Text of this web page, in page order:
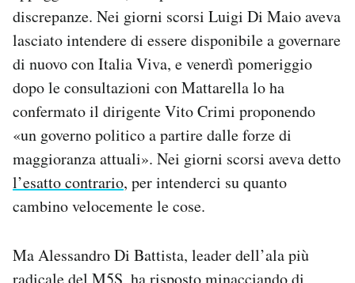
discrepanze. Nei giorni scorsi Luigi Di Maio aveva
lasciato intendere di essere disponibile a governare
di nuovo con Italia Viva, e venerdì pomeriggio
dopo le consultazioni con Mattarella lo ha
confermato il dirigente Vito Crimi proponendo
«un governo politico a partire dalle forze di
maggioranza attuali». Nei giorni scorsi aveva detto
l’esatto contrario, per intenderci su quanto
cambino velocemente le cose.
Ma Alessandro Di Battista, leader dell’ala più
radicale del M5S, ha rispostominacciando di